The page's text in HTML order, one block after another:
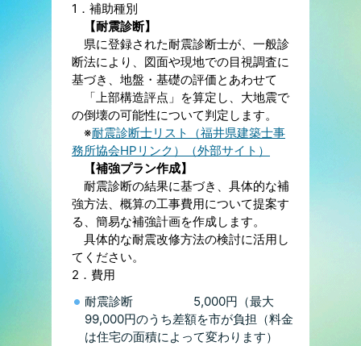
1．補助種別
【耐震診断】
県に登録された耐震診断士が、一般診
断法により、図面や現地での目視調査に
基づき、地盤・基礎の評価とあわせて
「上部構造評点」を算定し、大地震で
の倒壊の可能性について判定します。
※耐震診断士リスト（福井県建築士事
務所協会HPリンク）（外部サイト）
【補強プラン作成】
耐震診断の結果に基づき、具体的な補
強方法、概算の工事費用について提案す
る、簡易な補強計画を作成します。
具体的な耐震改修方法の検討に活用し
てください。
2．費用
耐震診断 5,000円（最大
99,000円のうち差額を市が負担（料金
は住宅の面積によって変わります）